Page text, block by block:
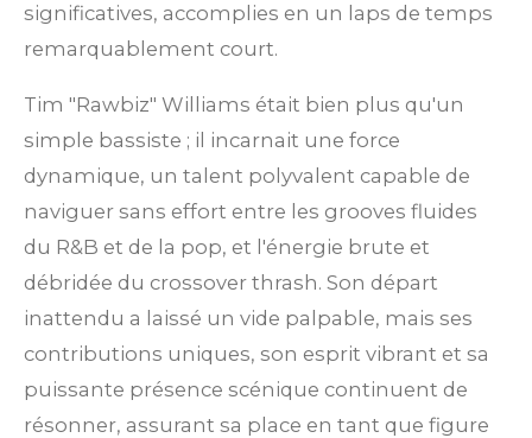
significatives, accomplies en un laps de temps
remarquablement court.
Tim "Rawbiz" Williams était bien plus qu'un
simple bassiste ; il incarnait une force
dynamique, un talent polyvalent capable de
naviguer sans effort entre les grooves fluides
du R&B et de la pop, et l'énergie brute et
débridée du crossover thrash. Son départ
inattendu a laissé un vide palpable, mais ses
contributions uniques, son esprit vibrant et sa
puissante présence scénique continuent de
résonner, assurant sa place en tant que figure